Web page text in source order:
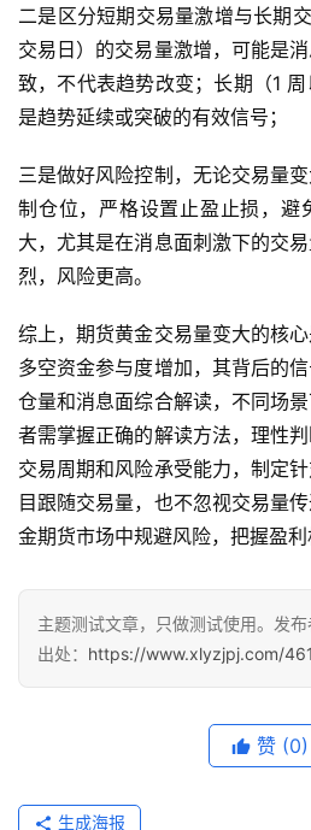
二是区分短期交易量激增与长期
交易日）的交易量激增，可能是
致，不代表趋势改变；长期（1
是趋势延续或突破的有效信号；
三是做好风险控制，无论交易量
制仓位，严格设置止盈止损，避
大，尤其是在消息面刺激下的交
烈，风险更高。
综上，期货黄金交易量变大的核心
多空资金参与度增加，其背后的
仓量和消息面综合解读，不同场
者需掌握正确的解读方法，理性
交易周期和风险承受能力，制定
目跟随交易量，也不忽视交易量
金期货市场中规避风险，把握盈利
主题测试文章，只做测试使用。发
出处： https://www.xlyzjpj.com/
赞 (0)
生成海报